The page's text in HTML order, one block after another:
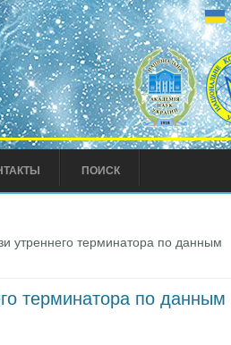
ПОИСК
утреннего терминатора по данным
терминатора по данным